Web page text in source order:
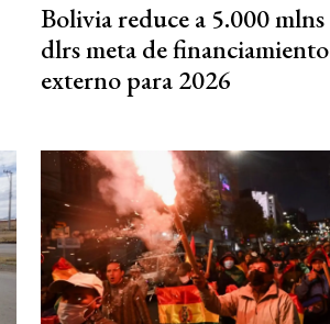
Bolivia reduce a 5.000 mlns
dlrs meta de financiamiento
externo para 2026